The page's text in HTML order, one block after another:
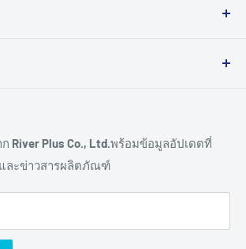
โนโลยีแบบครบวงจร จากทั่วโลกตั้งแต่ปี
ร
River Plus Co., Ltd.พร้อมข้อมูลอัปเดตที่
ละข่าวสารผลิตภัณฑ์